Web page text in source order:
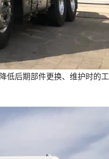
低后期部件更换、维护时的